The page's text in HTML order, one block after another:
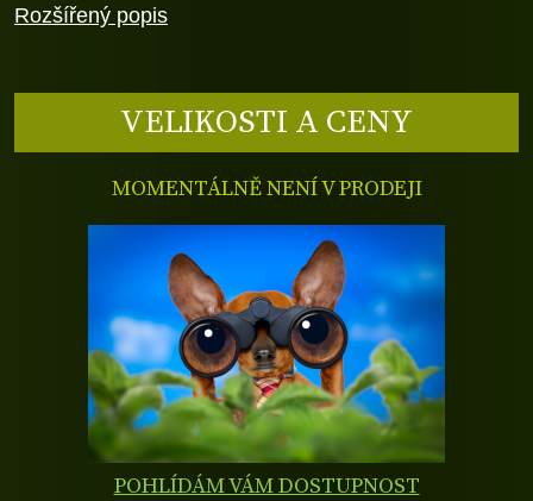
Rozšířený popis
VELIKOSTI A CENY
MOMENTÁLNĚ NENÍ V PRODEJI
POHLÍDÁM VÁM DOSTUPNOST